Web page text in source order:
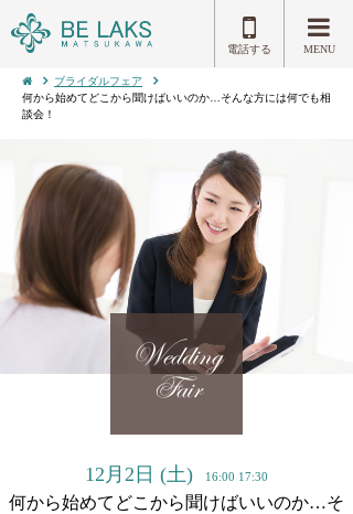
電話する MENU
ブライダルフェア
何から始めてどこから聞けばいいのか…そんな方には何でも相
談会！
Wedding
Fair
12月2日 (土) 16:00 17:30
何から始めてどこから聞けばいいのか…そ